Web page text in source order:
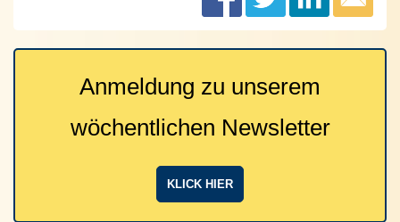
Anmeldung zu unserem
wöchentlichen Newsletter
KLICK HIER